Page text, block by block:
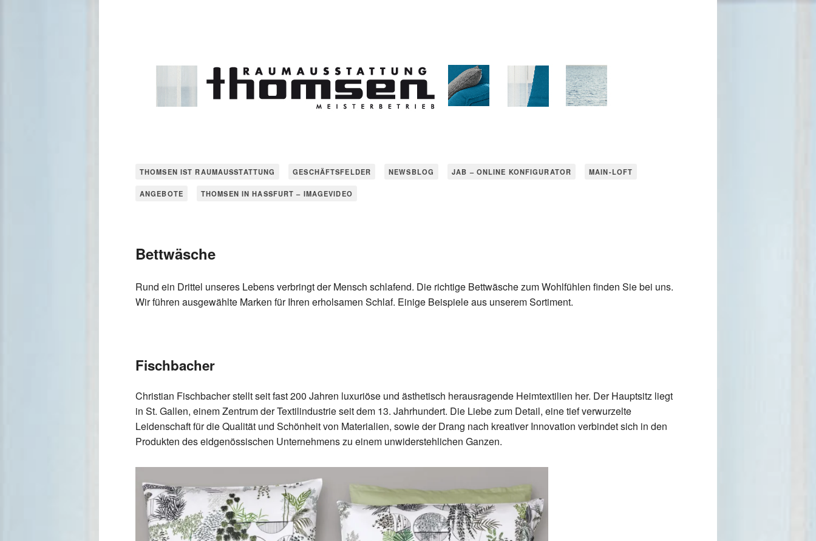
THOMSEN IST RAUMAUSSTATTUNG GESCHÄFTSFELDER NEWSBLOG JAB – ONLINE KONFIGURATOR MAIN-LOFT
ANGEBOTE THOMSEN IN HASSFURT – IMAGEVIDEO
Bettwäsche
Rund ein Drittel unseres Lebens verbringt der Mensch schlafend. Die richtige Bettwäsche zum Wohlfühlen finden Sie bei uns.
Wir führen ausgewählte Marken für Ihren erholsamen Schlaf. Einige Beispiele aus unserem Sortiment.
Fischbacher
Christian Fischbacher stellt seit fast 200 Jahren luxuriöse und ästhetisch herausragende Heimtextilien her. Der Hauptsitz liegt
in St. Gallen, einem Zentrum der Textilindustrie seit dem 13. Jahrhundert. Die Liebe zum Detail, eine tief verwurzelte
Leidenschaft für die Qualität und Schönheit von Materialien, sowie der Drang nach kreativer Innovation verbindet sich in den
Produkten des eidgenössischen Unternehmens zu einem unwiderstehlichen Ganzen.